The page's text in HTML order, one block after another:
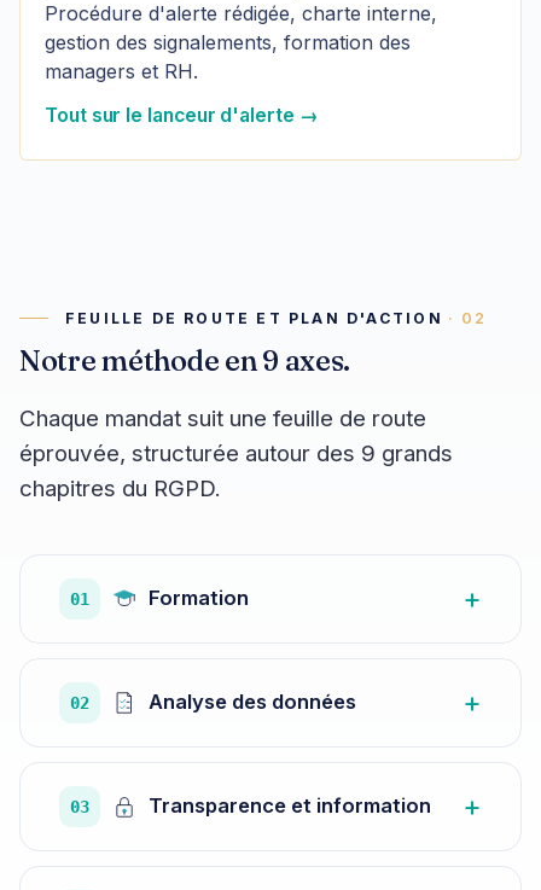
Procédure d'alerte rédigée, charte interne,
gestion des signalements, formation des
managers et RH.
Tout sur le lanceur d'alerte →
FEUILLE DE ROUTE ET PLAN D'ACTION
Notre méthode en 9 axes.
Chaque mandat suit une feuille de route
éprouvée, structurée autour des 9 grands
chapitres du RGPD.
01 Formation
02 Analyse des données
03 Transparence et information